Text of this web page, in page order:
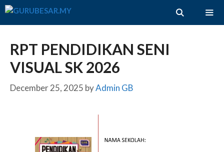
Skip
RPT PENDIDIKAN SENI
VISUAL SK 2026
December 25, 2025 byAdmin GB